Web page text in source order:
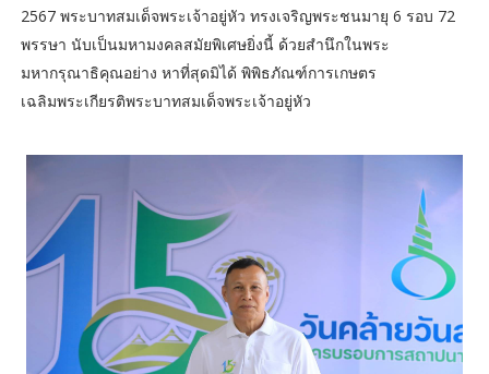
2567 พระบาทสมเด็จพระเจ้าอยู่หัว ทรงเจริญพระชนมายุ 6 รอบ 72
พรรษา นับเป็นมหามงคลสมัยพิเศษยิ่งนี้ ด้วยสำนึกในพระ
มหากรุณาธิคุณอย่าง หาที่สุดมิได้ พิพิธภัณฑ์การเกษตร
เฉลิมพระเกียรติพระบาทสมเด็จพระเจ้าอยู่หัว